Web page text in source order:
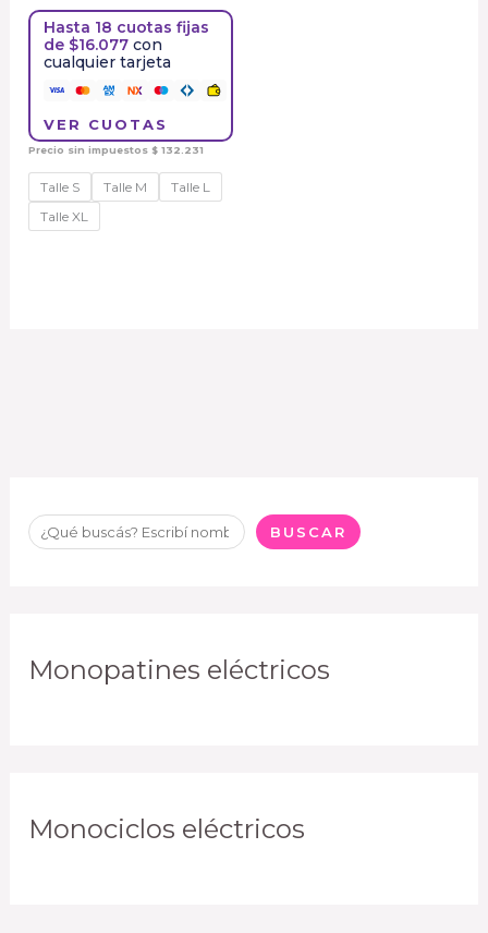
Hasta 18 cuotas fijas
de $16.077con
cualquier tarjeta
VER CUOTAS
Precio sin impuestos$ 132.231
Talle S Talle M
Talle L
Talle XL
BUSCAR
Monopatines eléctricos
Monociclos eléctricos